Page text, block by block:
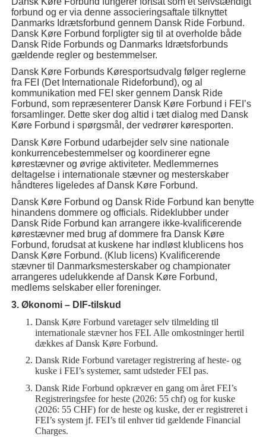
forbund og er via denne associeringsaftale tilknyttet
Danmarks Idrætsforbund gennem Dansk Ride Forbund.
Dansk Køre Forbund forpligter sig til at overholde både
Dansk Ride Forbunds og Danmarks Idrætsforbunds
gældende regler og bestemmelser.
Dansk Køre Forbunds Køresportsudvalg følger reglerne
fra FEI (Det Internationale Rideforbund), og al
kommunikation med FEI sker gennem Dansk Ride
Forbund, som repræsenterer Dansk Køre Forbund i FEI’s
forsamlinger. Dette sker dog altid i tæt dialog med Dansk
Køre Forbund i spørgsmål, der vedrører køresporten.
Dansk Køre Forbund udarbejder selv sine nationale
konkurrencebestemmelser og koordinerer egne
kørestævner og øvrige aktiviteter. Medlemmernes
deltagelse i internationale stævner og mesterskaber
håndteres ligeledes af Dansk Køre Forbund.
Dansk Køre Forbund og Dansk Ride Forbund kan benytte
hinandens dommere og officials. Rideklubber under
Dansk Ride Forbund kan arrangere ikke-kvalificerende
kørestævner med brug af dommere fra Dansk Køre
Forbund, forudsat at kuskene har indløst klublicens hos
Dansk Køre Forbund. (Klub licens) Kvalificerende
stævner til Danmarksmesterskaber og championater
arrangeres udelukkende af Dansk Køre Forbund,
medlems selskaber eller foreninger.
3. Økonomi – DIF-tilskud
Dansk Køre Forbund varetager selv tilmelding til
internationale stævner hos FEI. Alle omkostninger hertil
dækkes af Dansk Køre Forbund.
Dansk Ride Forbund varetager registrering af heste- og
kuske i FEI’s systemer, samt udsteder FEI pas.
Dansk Ride Forbund opkræver en gang om året FEI’s
Registreringsfee for heste (2026: 55 chf) og for kuske
(2026: 55 CHF) for de heste og kuske, der er registreret i
FEI’s system jf. FEI’s til enhver tid gældende Financial
Charges.